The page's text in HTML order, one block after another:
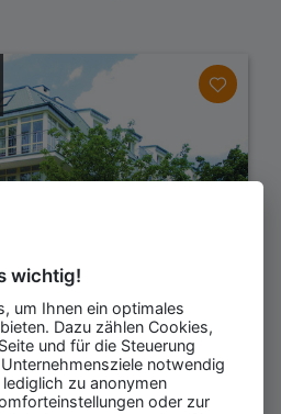
wichtig!
um Ihnen ein optimales
Dazu zählen Cookies,
und für die Steuerung
notwendig
zu anonymen
oder zur